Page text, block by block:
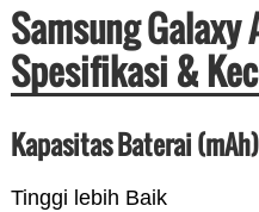
Samsung Galaxy
Spesifikasi &
Kapasitas Baterai (mAh)
Tinggi lebih Baik